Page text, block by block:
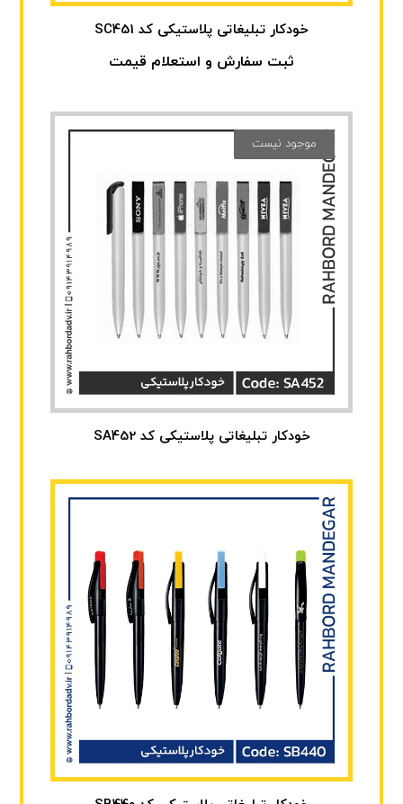
خودکار تبلیغاتی پلاستیکی کد SC451
ثبت سفارش و استعلام قیمت
خودکار تبلیغاتی پلاستیکی کد SA452
موجود نیست